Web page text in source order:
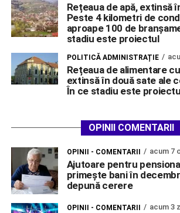
Rețeaua de apă, extinsă
Peste 4 kilometri de
aproape 100 de
stadiu este proiectul
POLITICĂ ADMINISTRAȚIE
Rețeaua de alimentare
extinsă în două sate ale
În ce stadiu este
OPINII COMENTARII
OPINII - COMENTARII acum 7
Ajutoare pentru
primește bani în
depună cerere
OPINII - COMENTARII acum 3